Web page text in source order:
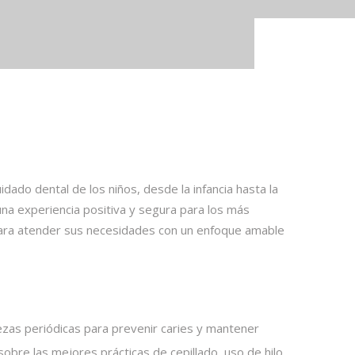
dental de los niños, desde la infancia hasta la
experiencia positiva y segura para los más
atender sus necesidades con un enfoque amable
periódicas para prevenir caries y mantener
las mejores prácticas de cepillado, uso de hilo